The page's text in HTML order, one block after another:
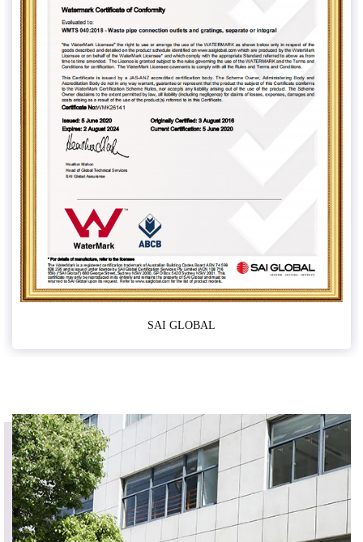
SAI GLOBAL